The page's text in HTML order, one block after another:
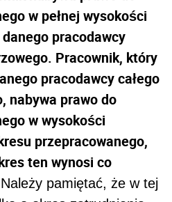
w pełnej wysokości
pracodawcy
Pracownik, który
pracodawcy całego
nabywa prawo do
w wysokości
przepracowanego,
ten wynosi co
Należy pamiętać, że w tej